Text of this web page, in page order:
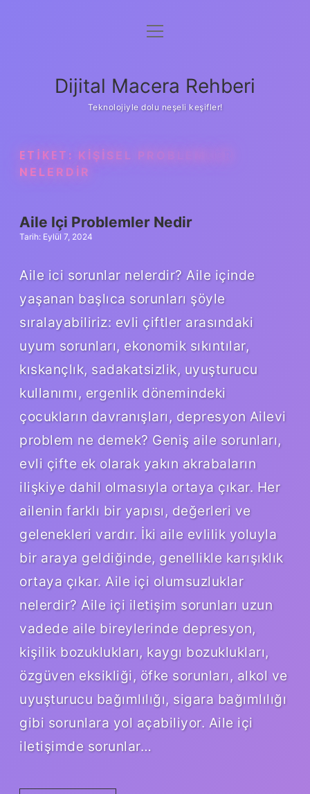
Anasayfa
Yasal Uyarı
menüyü
Dijital Macera Rehberi
Teknolojiyle dolu neşeli keşifler!
ETIKET: KIŞISEL PROBLEMLER
NELERDIR
Aile Içi Problemler Nedir
Tarih: Eylül 7, 2024
Aile ici sorunlar nelerdir? Aile içinde
yaşanan başlıca sorunları şöyle
sıralayabiliriz: evli çiftler arasındaki
uyum sorunları, ekonomik sıkıntılar,
kıskançlık, sadakatsizlik, uyuşturucu
kullanımı, ergenlik dönemindeki
çocukların davranışları, depresyon Ailevi
problem ne demek? Geniş aile sorunları,
evli çifte ek olarak yakın akrabaların
ilişkiye dahil olmasıyla ortaya çıkar. Her
ailenin farklı bir yapısı, değerleri ve
gelenekleri vardır. İki aile evlilik yoluyla
bir araya geldiğinde, genellikle karışıklık
ortaya çıkar. Aile içi olumsuzluklar
nelerdir? Aile içi iletişim sorunları uzun
vadede aile bireylerinde depresyon,
kişilik bozuklukları, kaygı bozuklukları,
özgüven eksikliği, öfke sorunları, alkol ve
uyuşturucu bağımlılığı, sigara bağımlılığı
gibi sorunlara yol açabiliyor. Aile içi
iletişimde sorunlar…